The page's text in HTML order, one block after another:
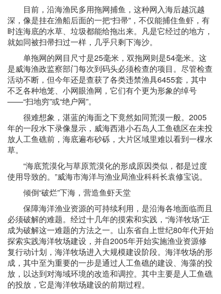
目前，沿海渔民多用拖网捕鱼，这种网入海后越沉越
深，像是挂在渔船后面的一把“扫帚”，不仅能捕住鱼虾，有
时连海底的水草、垃圾都能给拖出来。凡是它经过的地方，
就如同被扫帚扫过一样，几乎只剩下海沙。
单拖网的网目尺寸是25毫米，双拖网则是54毫米。这
是威海渔政监察部门每次到码头必须检查的项目。尽管检查
活动不断，但今年还是查获了各类违禁渔具6455套，其中
不乏各种地笼、小网眼渔网，它们有个更为形象的绰号
——“扫地穷”或“绝户网”。
很难想象，湛蓝的海面之下竟然如同荒漠一般。2005
年的一段水下录像显示，威海西港小石岛人工鱼礁区在未投
放人工鱼礁前，海底遍布砂砾，大片区域里难以看到一棵水
草。
“海底荒漠化与草原荒漠化的形成原因类似，都是过度
使用导致的。”威海市海洋与渔业局渔业科科长袁修宝说。
倾倒“破烂”下海，营造鱼虾天堂
保障海洋渔业资源的可持续利用，是沿海各地面临而且
必须破解的难题。经过十几年的摸索和实践，“海洋牧场”正
成为破解这一难题的方法之一。山东省自上世纪80年代开始
探索实践海洋牧场建设，并自2005年开始实施渔业资源修
复行动计划，海洋牧场进入大规模建设阶段。海洋牧场的形
成，其中至为重要的一步是通过人工鱼礁的建设、海藻的投
放，以达到对海域环境的改造和调控。其中主要是人工鱼礁
的投放，它是海洋牧场建设的前期过程。